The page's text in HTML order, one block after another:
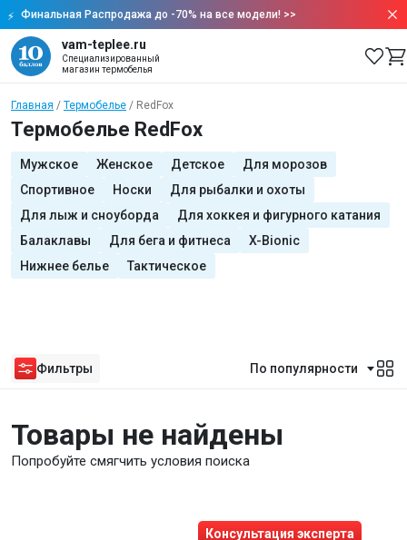
Финальная Распродажа до -70% на все модели! >>
vam-teplee.ru
Специализированный
магазин термобелья
Главная Термобелье RedFox
Термобелье RedFox
Мужское Женское Детское
Для морозов
Спортивное
Носки
Для рыбалки и охоты
Для лыж и сноуборда
Для хоккея и фигурного катания
Балаклавы
Для бега и фитнеса
X-Bionic
Нижнее белье
Тактическое
Фильтры По популярности
Товары не найдены
Попробуйте смягчить условия поиска
Консультация эксперта